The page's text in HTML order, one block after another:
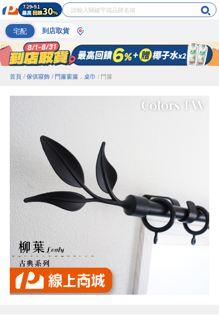
宅配 到店取貨
首頁 / 傢俱寢飾 / 門簾窗簾．桌巾 / 門簾